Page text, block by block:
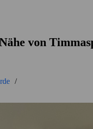
von
/